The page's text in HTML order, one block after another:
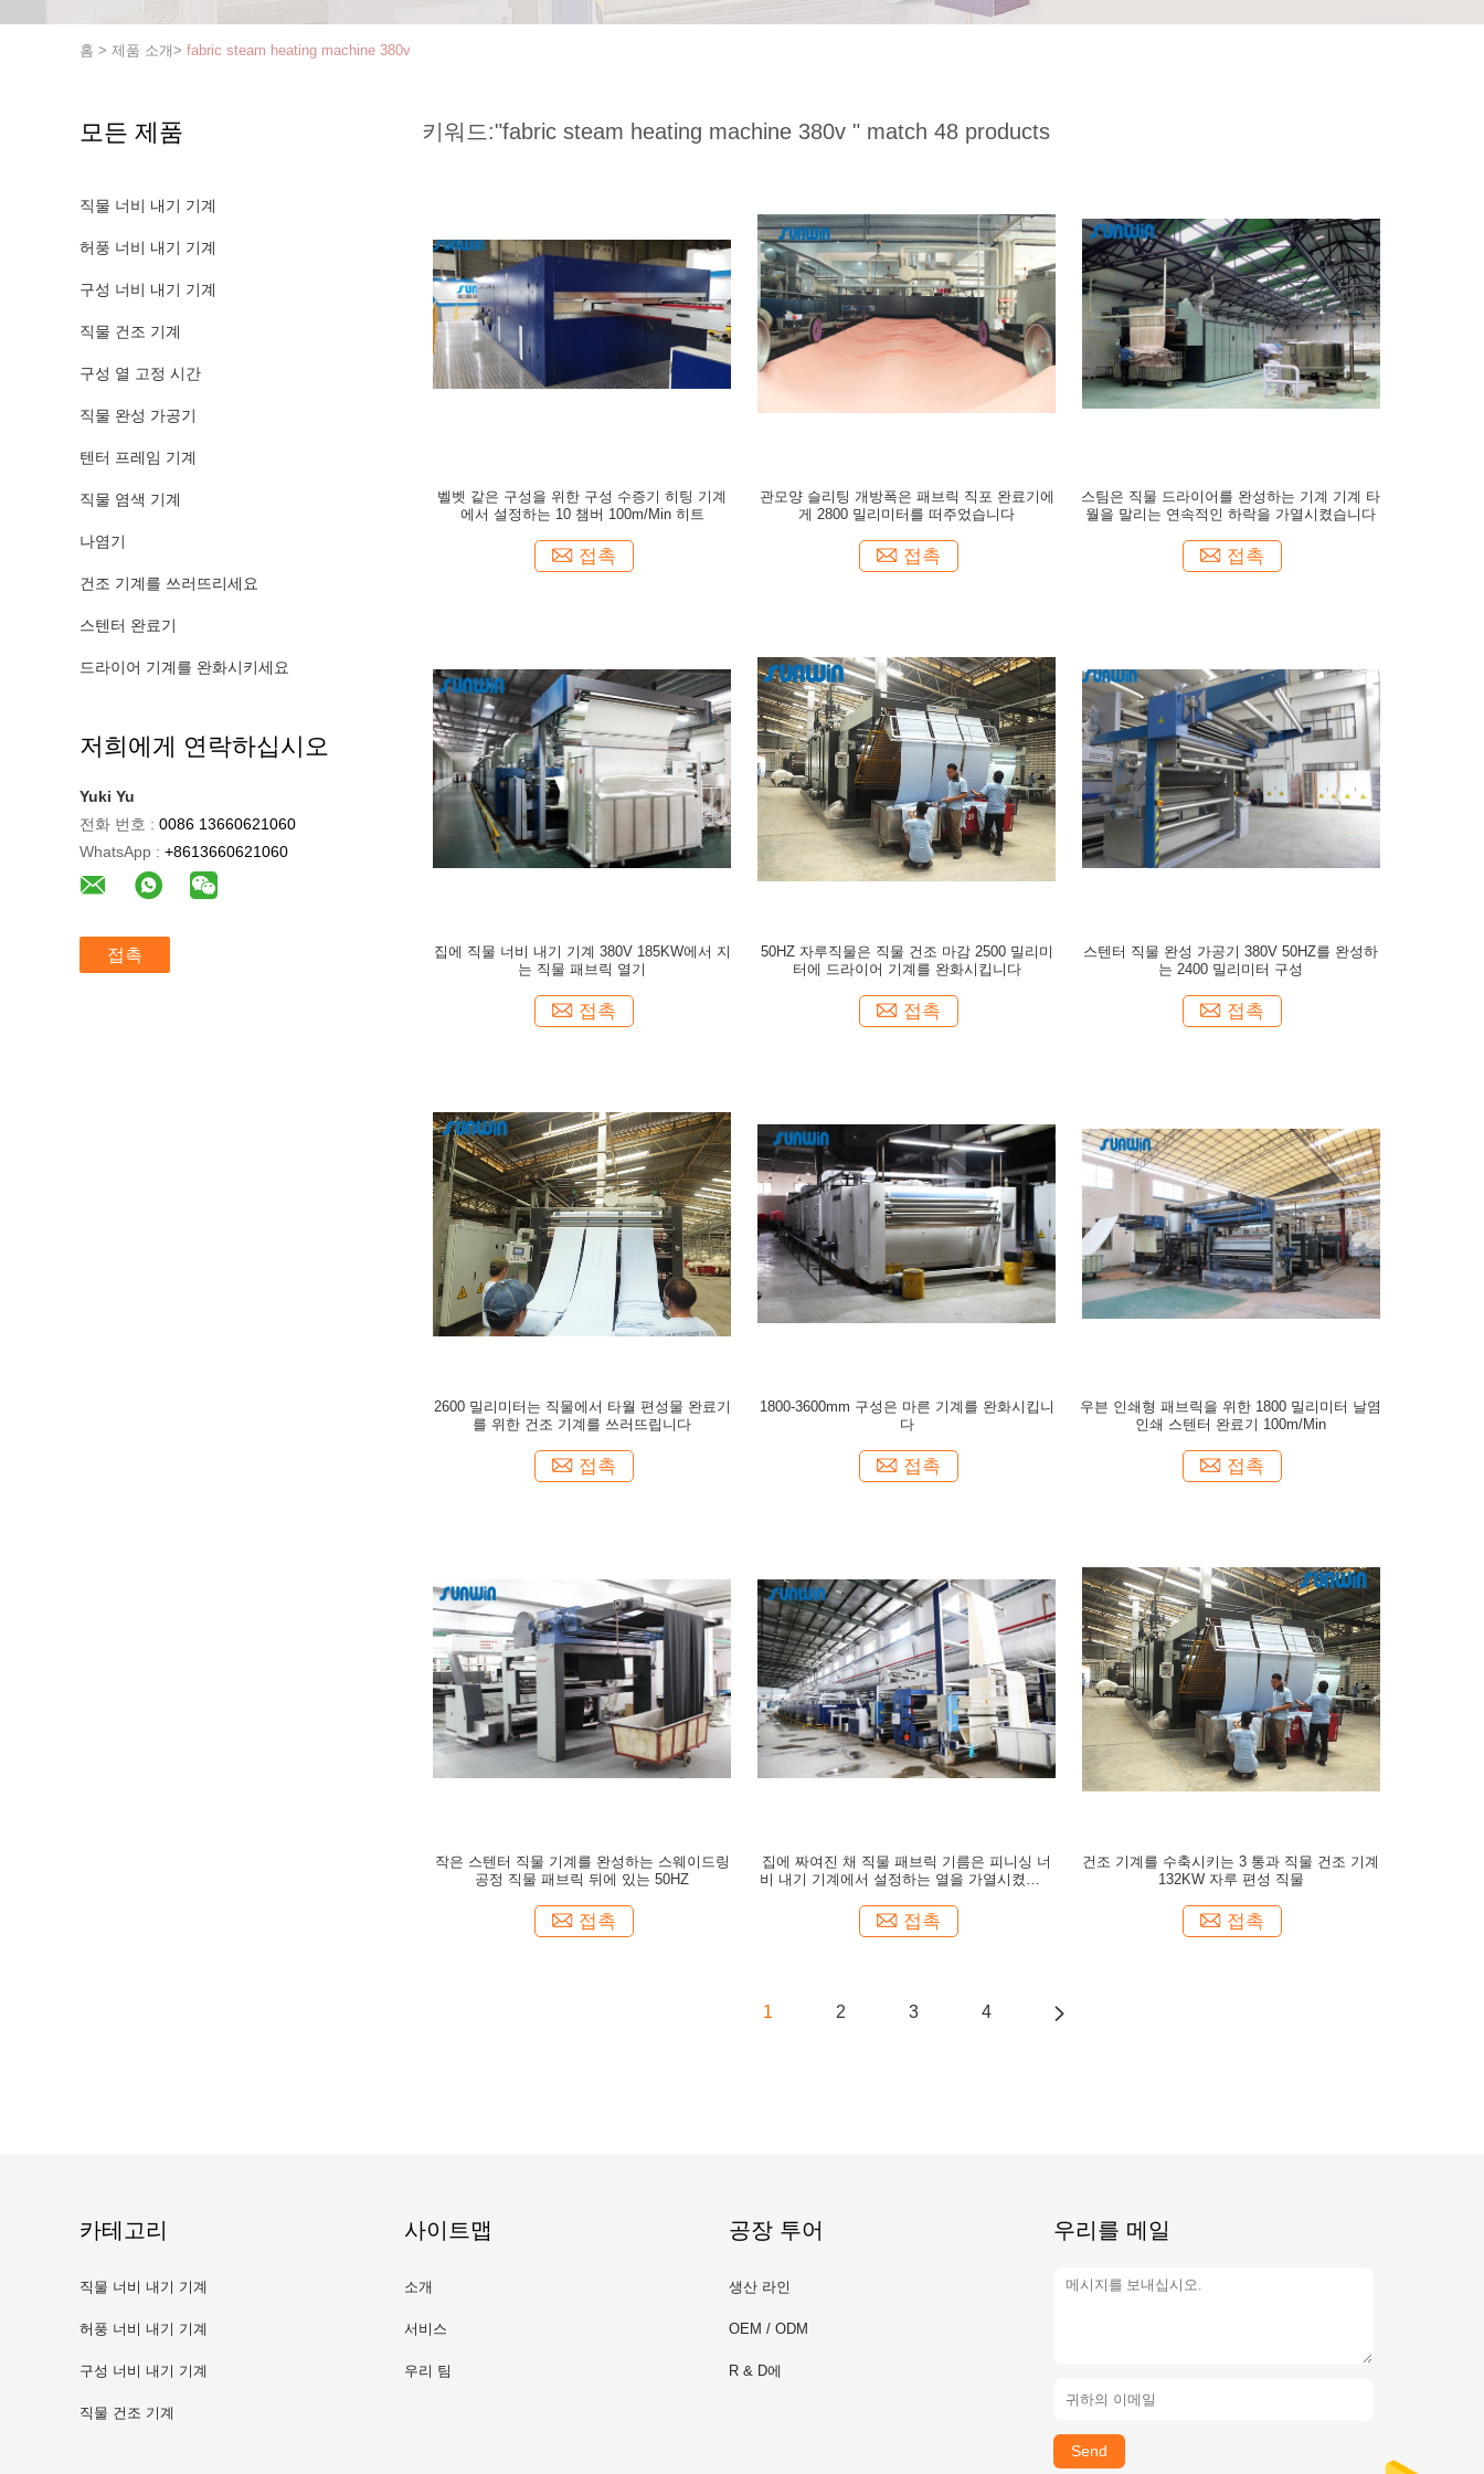
홈 > 제품 소개> fabric steam heating machine 380v
모든 제품
직물 너비 내기 기계
허풍 너비 내기 기계
구성 너비 내기 기계
직물 건조 기계
구성 열 고정 시간
직물 완성 가공기
텐터 프레임 기계
직물 염색 기계
나염기
건조 기계를 쓰러뜨리세요
스텐터 완료기
드라이어 기계를 완화시키세요
저희에게 연락하십시오
Yuki Yu
전화 번호 : 0086 13660621060
WhatsApp : +8613660621060
접촉
키워드:"fabric steam heating machine 380v " match 48 products
벨벳 같은 구성을 위한 구성 수증기 히팅 기계
에서 설정하는 10 챔버 100m/Min 히트
접촉
관모양 슬리팅 개방폭은 패브릭 직포 완료기에
게 2800 밀리미터를 떠주었습니다
접촉
스팀은 직물 드라이어를 완성하는 기계 기계 타
월을 말리는 연속적인 하락을 가열시켰습니다
접촉
집에 직물 너비 내기 기계 380V 185KW에서 지
는 직물 패브릭 열기
접촉
50HZ 자루직물은 직물 건조 마감 2500 밀리미
터에 드라이어 기계를 완화시킵니다
접촉
스텐터 직물 완성 가공기 380V 50HZ를 완성하
는 2400 밀리미터 구성
접촉
2600 밀리미터는 직물에서 타월 편성물 완료기
를 위한 건조 기계를 쓰러뜨립니다
접촉
1800-3600mm 구성은 마른 기계를 완화시킵니
다
접촉
우븐 인쇄형 패브릭을 위한 1800 밀리미터 날염
인쇄 스텐터 완료기 100m/Min
접촉
작은 스텐터 직물 기계를 완성하는 스웨이드링
공정 직물 패브릭 뒤에 있는 50HZ
접촉
집에 짜여진 채 직물 패브릭 기름은 피니싱 너
비 내기 기계에서 설정하는 열을 가열시켰습니
접촉
건조 기계를 수축시키는 3 통과 직물 건조 기계
132KW 자루 편성 직물
접촉
1 2 3 4
카테고리
직물 너비 내기 기계
허풍 너비 내기 기계
구성 너비 내기 기계
직물 건조 기계
사이트맵
소개
서비스
우리 팀
공장 투어
생산 라인
OEM / ODM
R & D에
우리를 메일
Send